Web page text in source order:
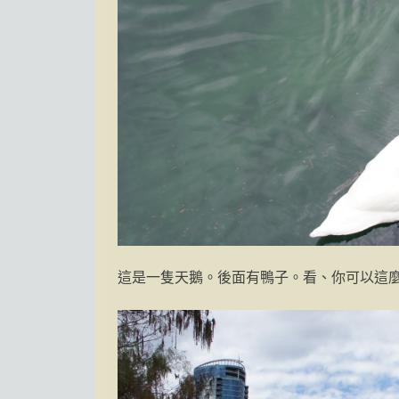
這是一隻天鵝。後面有鴨子。看、你可以這